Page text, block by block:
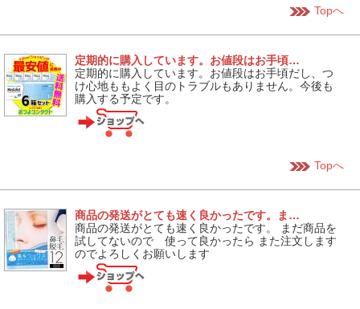
Topへ
定期的に購入しています。お値段はお手頃…
定期的に購入しています。お値段はお手頃だし、つ
け心地ももよく目のトラブルもありません。今後も
購入する予定です。
Topへ
商品の発送がとても速く良かったです。ま…
商品の発送がとても速く良かったです。 まだ商品を
試してないので 使って良かったら また注文します
のでよろしくお願いします